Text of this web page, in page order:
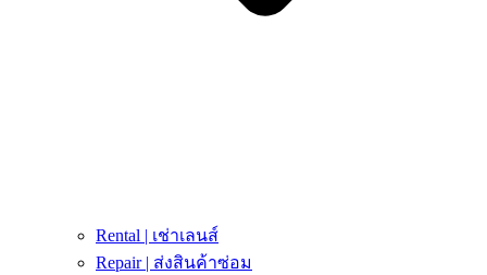
Rental | เช่าเลนส์
Repair | ส่งสินค้าซ่อม